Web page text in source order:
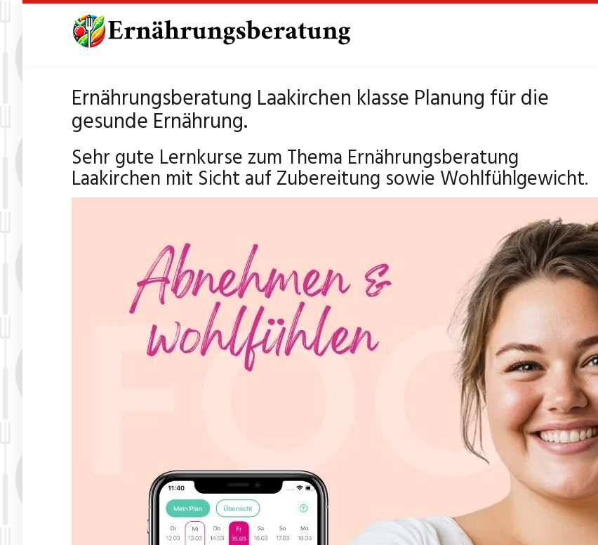
Ernährungsberatung Laakirchen klasse Planung für die
gesunde Ernährung.
Sehr gute Lernkurse zum Thema Ernährungsberatung
Laakirchen mit Sicht auf Zubereitung sowie Wohlfühlgewicht.